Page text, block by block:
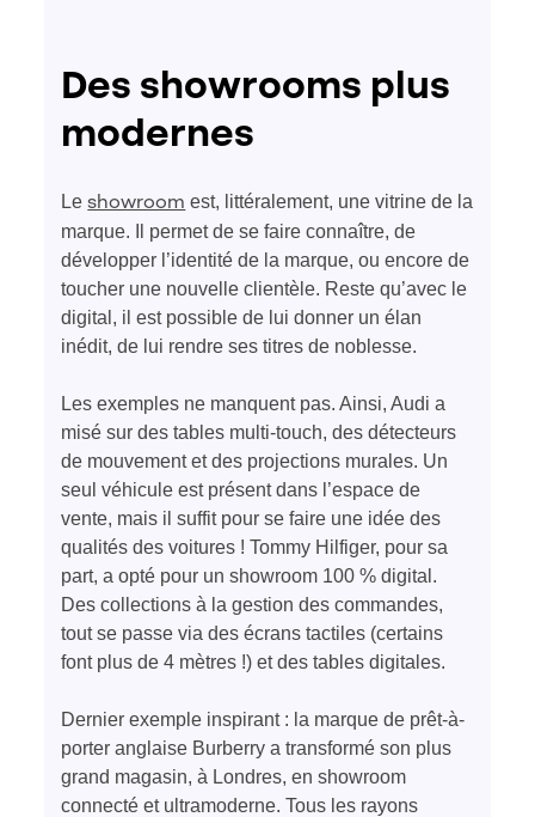
Des showrooms plus
modernes
Leshowroom est, littéralement, une vitrine de la
marque. Il permet de se faire connaître, de
développer l’identité de la marque, ou encore de
toucher une nouvelle clientèle. Reste qu’avec le
digital, il est possible de lui donner un élan
inédit, de lui rendre ses titres de noblesse.
Les exemples ne manquent pas. Ainsi, Audi a
misé sur des tables multi-touch, des détecteurs
de mouvement et des projections murales. Un
seul véhicule est présent dans l’espace de
vente, mais il suffit pour se faire une idée des
qualités des voitures ! Tommy Hilfiger, pour sa
part, a opté pour un showroom 100 % digital.
Des collections à la gestion des commandes,
tout se passe via des écrans tactiles (certains
font plus de 4 mètres !) et des tables digitales.
Dernier exemple inspirant : la marque de prêt-à-
porter anglaise Burberry a transformé son plus
grand magasin, à Londres, en showroom
connecté et ultramoderne. Tous les rayons